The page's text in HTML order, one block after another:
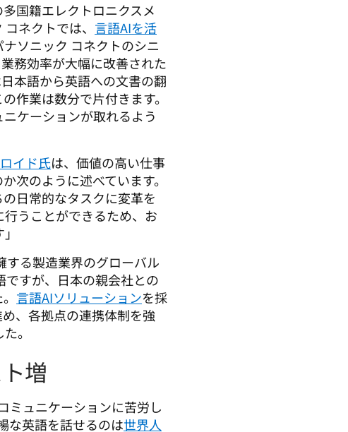
多国籍エレクトロニクスメ
ネクトでは、 言語AIを活
ナソニック コネクトのシニ
務効率が大幅に改善された
日本語から英語への文書の翻
作業は数分で片付きます。
ケーションが取れるよう
イド氏は、価値の高い仕事
次のように述べています。
日常的なタスクに変革を
うことができるため、お
する製造業界のグローバル
ですが、日本の親会社との
言語AIソリューションを採
、各拠点の連携体制を強
。
増
ミュニケーションに苦労し
な英語を話せるのは世界人